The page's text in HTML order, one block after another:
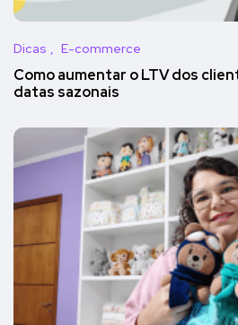
Dicas E-commerce
Como aumentar o LTV dos
datas sazonais